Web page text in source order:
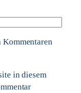
in diesem